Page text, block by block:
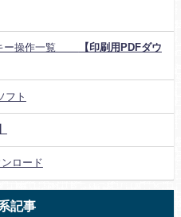
キー操作一覧
【印刷用PDFダウ
フト
ロード
記事